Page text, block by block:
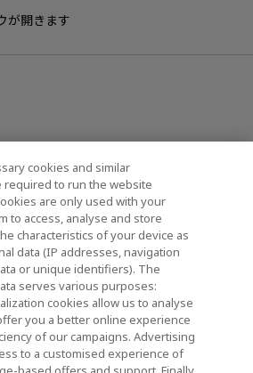
が開きます
ウェブサイト（製品・研究開
会社ホーム
cookies and similar
required to run the website
are only used with your
to access, analyse and store
characteristics of your device as
data (IP addresses, navigation
or unique identifiers). The
serves various purposes:
cookies allow us to analyse
you a better online experience
of our campaigns. Advertising
to a customised experience of